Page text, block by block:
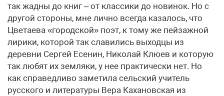
так жадны до книг – от классики до новинок. Но с
другой стороны, мне лично всегда казалось, что
Цветаева «городской» поэт, к тому же пейзажной
лирики, которой так славились выходцы из
деревни Сергей Есенин, Николай Клюев и которую
так любят их земляки, у нее практически нет. Но
как справедливо заметила сельский учитель
русского и литературы Вера Кахановская из